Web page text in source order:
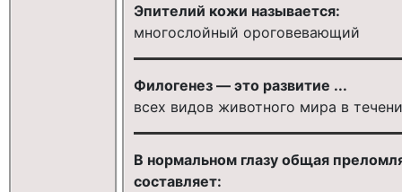
Эпителий кожи называется:
многослойный ороговевающий
Филогенез — это развитие ...
всех видов животного мира в
В нормальном глазу общая
составляет: